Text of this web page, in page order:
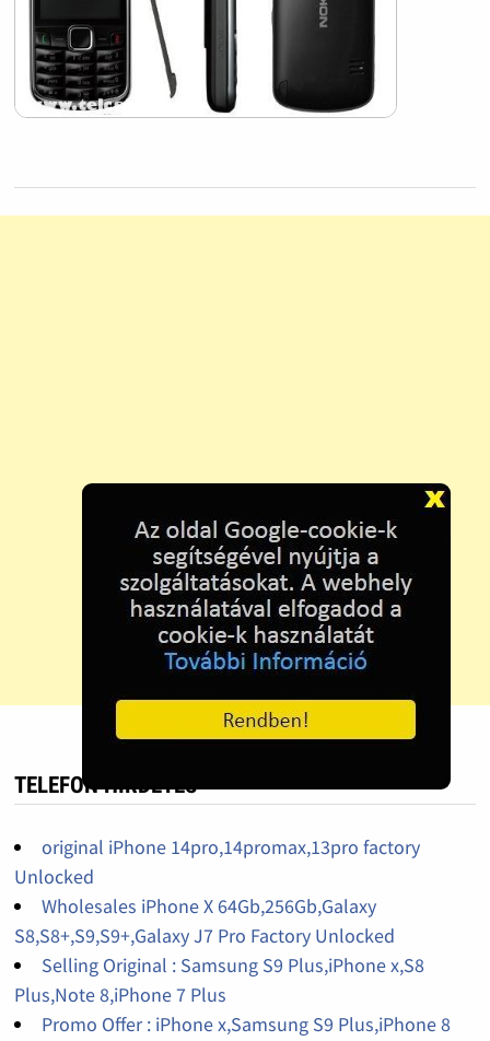
TELEFON HIRDETÉS
original iPhone 14pro,14promax,13pro factory
Unlocked
Wholesales iPhone X 64Gb,256Gb,Galaxy
S8,S8+,S9,S9+,Galaxy J7 Pro Factory Unlocked
Selling Original : Samsung S9 Plus,iPhone x,S8
Plus,Note 8,iPhone 7 Plus
Promo Offer : iPhone x,Samsung S9 Plus,iPhone 8